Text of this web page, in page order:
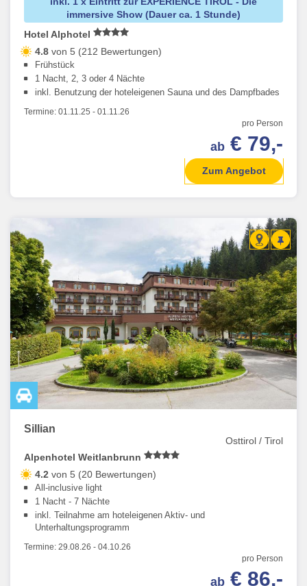
immersive Show (Dauer ca. 1 Stunde)
Hotel Alphotel
4.8 von 5 (212 Bewertungen)
Frühstück
1 Nacht, 2, 3 oder 4 Nächte
inkl. Benutzung der hoteleigenen Sauna und des Dampfbades
Termine: 01.11.25 - 01.11.26
pro Person
ab € 79,-
Zum Angebot
Sillian
Osttirol / Tirol
Alpenhotel Weitlanbrunn
4.2 von 5 (20 Bewertungen)
All-inclusive light
1 Nacht - 7 Nächte
inkl. Teilnahme am hoteleigenen Aktiv- und
Unterhaltungsprogramm
Termine: 29.08.26 - 04.10.26
pro Person
ab € 86,-